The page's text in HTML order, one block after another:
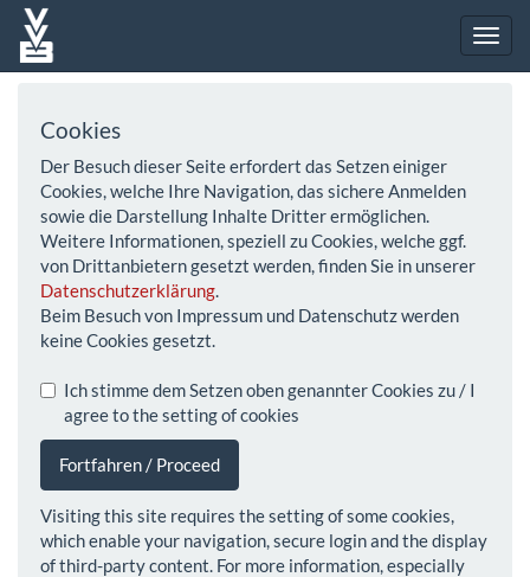
Cookies
Der Besuch dieser Seite erfordert das Setzen einiger
Cookies, welche Ihre Navigation, das sichere Anmelden
sowie die Darstellung Inhalte Dritter ermöglichen.
Weitere Informationen, speziell zu Cookies, welche ggf.
von Drittanbietern gesetzt werden, finden Sie in unserer
Datenschutzerklärung.
Beim Besuch von Impressum und Datenschutz werden
keine Cookies gesetzt.
Ich stimme dem Setzen oben genannter Cookies zu / I
agree to the setting of cookies
Fortfahren / Proceed
Visiting this site requires the setting of some cookies,
which enable your navigation, secure login and the display
of third-party content. For more information, especially